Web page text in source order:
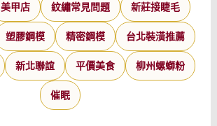
美甲店 紋繡常見問題 新莊接睫毛
塑膠鋼模 精密鋼模 台北裝潢推薦
新北聯誼 平價美食 柳州螺螄粉
催眠